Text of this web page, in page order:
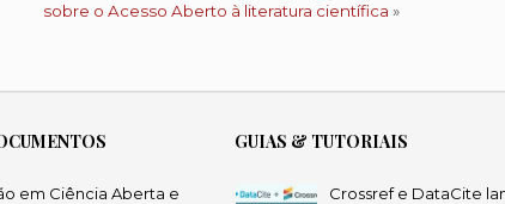
sobre o Acesso Aberto à literatura científica »
em Ciência Aberta e
GUIAS & TUTORIAIS
Crossref e DataCite